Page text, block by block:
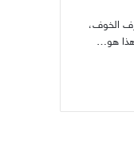
الخوف،
هو…